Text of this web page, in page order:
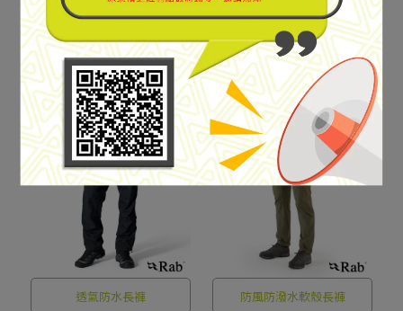
【RAB】Agden Pants 探
險機能長褲 男款 淺卡其
#QFW26
NT$2,590NT$2,880
Add to Cart
【RAB】Agden Pants 探
險機能長褲 男款 煤炭黑
#QFW26
NT$2,590NT$2,880
Add to Cart
透氣防水長褲
SPECIAL SALE
防風防潑水軟殼長褲